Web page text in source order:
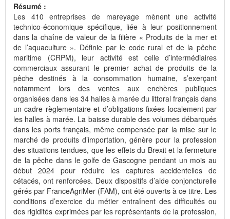
Résumé :
Les 410 entreprises de mareyage mènent une activité
technico-économique spécifique, liée à leur positionnement
dans la chaîne de valeur de la filière « Produits de la mer et
de l’aquaculture ». Définie par le code rural et de la pêche
maritime (CRPM), leur activité est celle d’intermédiaires
commerciaux assurant le premier achat de produits de la
pêche destinés à la consommation humaine, s’exerçant
notamment lors des ventes aux enchères publiques
organisées dans les 34 halles à marée du littoral français dans
un cadre règlementaire et d’obligations fixées localement par
les halles à marée. La baisse durable des volumes débarqués
dans les ports français, même compensée par la mise sur le
marché de produits d’importation, génère pour la profession
des situations tendues, que les effets du Brexit et la fermeture
de la pêche dans le golfe de Gascogne pendant un mois au
début 2024 pour réduire les captures accidentelles de
cétacés, ont renforcées. Deux dispositifs d’aide conjoncturelle
gérés par FranceAgriMer (FAM), ont été ouverts à ce titre. Les
conditions d’exercice du métier entraînent des difficultés ou
des rigidités exprimées par les représentants de la profession,